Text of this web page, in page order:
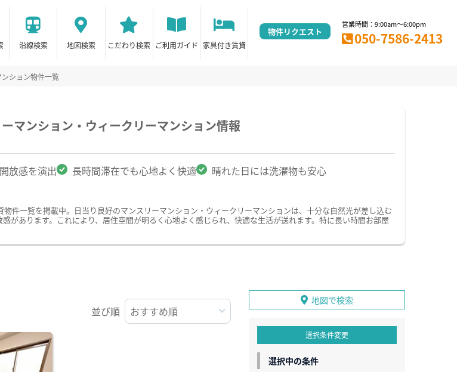
沿線検索 地図検索 こだわり検索 ご利用ガイド 家具付き賃貸
物件リクエスト
営業時間：9:00am～6:00pm
050-7586-2413
ション物件一覧
マンション・ウィークリーマンション情報
放感を演出 長時間滞在でも心地よく快適 晴れた日には洗濯物も安心
件一覧を掲載中。日当り良好のマンスリーマンション・ウィークリーマンションは、十分な自然光が差し込む
があります。これにより、居住空間が明るく心地よく感じられ、快適な生活が送れます。特に長い時間お部屋
並び順
地図で検索
選択条件変更
選択中の条件